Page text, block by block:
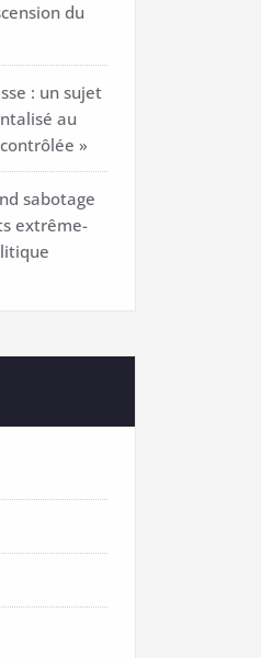
du
: un sujet
au
»
sabotage
extrême-